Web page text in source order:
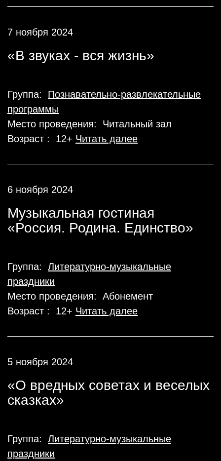
7 ноября 2024
«В звуках - вся жизнь»
Группа: Познавательно-развлекательные
программы
Место проведения: Читальный зал
Возраст : 12+ Читать далее
6 ноября 2024
Музыкальная гостиная
«Россия. Родина. Единство»
Группа: Литературно-музыкальные
праздники
Место проведения: Абонемент
Возраст : 12+ Читать далее
5 ноября 2024
«О вредных советах и веселых
сказках»
Группа: Литературно-музыкальные
праздники